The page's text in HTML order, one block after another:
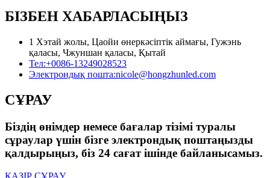
БІЗБЕН ХАБАРЛАСЫҢЫЗ
1 Хэтай жолы, Цаойи өнеркәсіптік аймағы, Гужэнь
қаласы, Чжуншан қаласы, Қытай
Тел:+0086-13249028523
Электрондық пошта:nicole@hongzhunled.com
СҰРАУ
Біздің өнімдер немесе бағалар тізімі туралы
сұраулар үшін бізге электрондық поштаңызды
қалдырыңыз, біз 24 сағат ішінде байланысамыз.